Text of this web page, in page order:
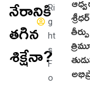
నేరానికి
తగిన
శిక్షేనా?
Ri
g
ht
s
F
o